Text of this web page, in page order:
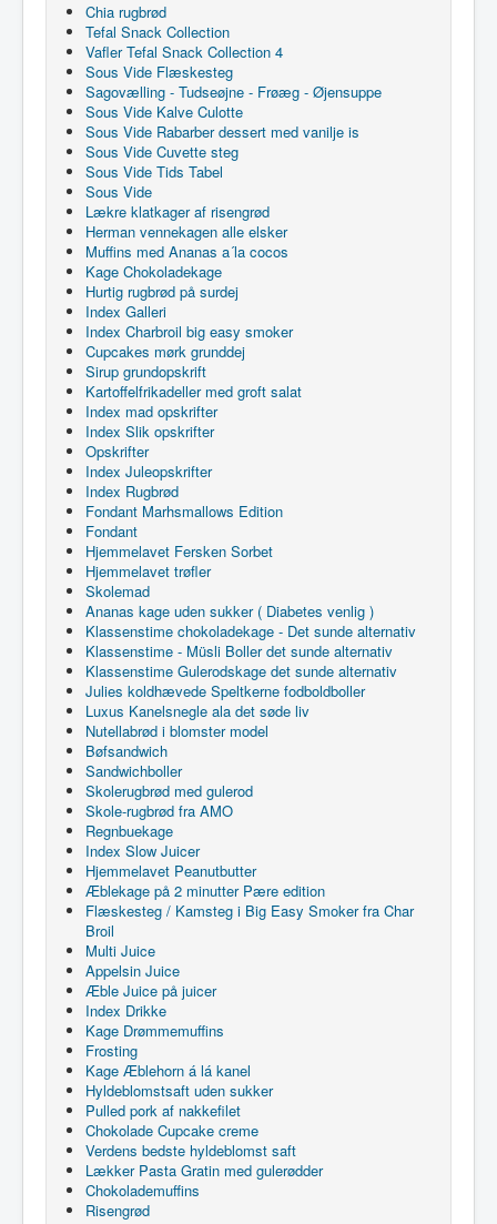
Chia rugbrød
Tefal Snack Collection
Vafler Tefal Snack Collection 4
Sous Vide Flæskesteg
Sagovælling - Tudseøjne - Frøæg - Øjensuppe
Sous Vide Kalve Culotte
Sous Vide Rabarber dessert med vanilje is
Sous Vide Cuvette steg
Sous Vide Tids Tabel
Sous Vide
Lækre klatkager af risengrød
Herman vennekagen alle elsker
Muffins med Ananas a´la cocos
Kage Chokoladekage
Hurtig rugbrød på surdej
Index Galleri
Index Charbroil big easy smoker
Cupcakes mørk grunddej
Sirup grundopskrift
Kartoffelfrikadeller med groft salat
Index mad opskrifter
Index Slik opskrifter
Opskrifter
Index Juleopskrifter
Index Rugbrød
Fondant Marhsmallows Edition
Fondant
Hjemmelavet Fersken Sorbet
Hjemmelavet trøfler
Skolemad
Ananas kage uden sukker ( Diabetes venlig )
Klassenstime chokoladekage - Det sunde alternativ
Klassenstime - Müsli Boller det sunde alternativ
Klassenstime Gulerodskage det sunde alternativ
Julies koldhævede Speltkerne fodboldboller
Luxus Kanelsnegle ala det søde liv
Nutellabrød i blomster model
Bøfsandwich
Sandwichboller
Skolerugbrød med gulerod
Skole-rugbrød fra AMO
Regnbuekage
Index Slow Juicer
Hjemmelavet Peanutbutter
Æblekage på 2 minutter Pære edition
Flæskesteg / Kamsteg i Big Easy Smoker fra Char
Broil
Multi Juice
Appelsin Juice
Æble Juice på juicer
Index Drikke
Kage Drømmemuffins
Frosting
Kage Æblehorn á lá kanel
Hyldeblomstsaft uden sukker
Pulled pork af nakkefilet
Chokolade Cupcake creme
Verdens bedste hyldeblomst saft
Lækker Pasta Gratin med gulerødder
Chokolademuffins
Risengrød